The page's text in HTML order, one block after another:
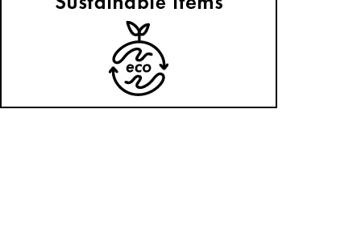
Cut&sewn(raspail×L’EQUIPE) ¥17,600